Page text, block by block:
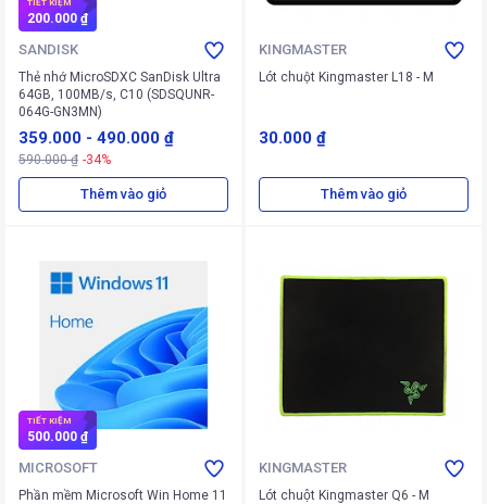
TIẾT KIỆM
200.000 ₫
SANDISK
Thẻ nhớ MicroSDXC SanDisk Ultra
64GB, 100MB/s, C10 (SDSQUNR-
064G-GN3MN)
359.000 - 490.000 ₫
590.000 ₫ -34%
Thêm vào giỏ
KINGMASTER
Lót chuột Kingmaster L18 - M
30.000 ₫
Thêm vào giỏ
TIẾT KIỆM
500.000 ₫
MICROSOFT
Phần mềm Microsoft Win Home 11
KINGMASTER
Lót chuột Kingmaster Q6 - M